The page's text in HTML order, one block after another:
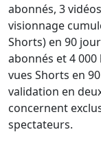
abonnés, 3
visionnage
Shorts) en 90
abonnés et 4
vues Shorts en
validation en
concernent
spectateurs.